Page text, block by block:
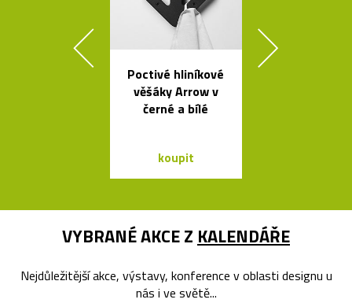
Poctivé hliníkové
věšáky Arrow v
černé a bílé
koupit
VYBRANÉ AKCE Z KALENDÁŘE
Nejdůležitější akce, výstavy, konference v oblasti designu u
nás i ve světě...